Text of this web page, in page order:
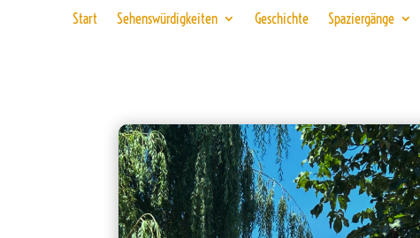
Start Sehenswürdigkeiten Geschichte Spaziergänge